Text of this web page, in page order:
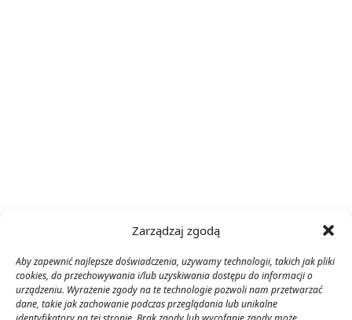
Zarządzaj zgodą
Aby zapewnić najlepsze doświadczenia, używamy technologii, takich jak pliki
cookies, do przechowywania i/lub uzyskiwania dostępu do informacji o
urządzeniu. Wyrażenie zgody na te technologie pozwoli nam przetwarzać
dane, takie jak zachowanie podczas przeglądania lub unikalne